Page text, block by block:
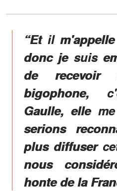
“Et il
donc je suis
de
bigophone,
Gaulle, elle
serions
plus diffuser
nous
honte de la